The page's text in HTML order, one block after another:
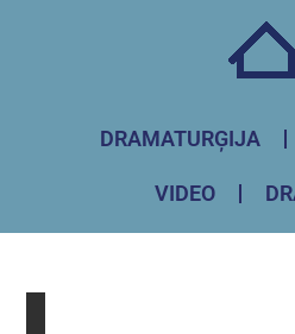
DRAMATURĢIJA
VIDEO